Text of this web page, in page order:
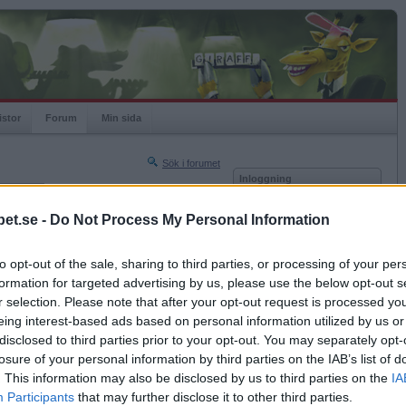
- Do Not Process My Personal Information
opt-out of the sale, sharing to third parties, or processing of your
for targeted advertising by us, please use the below opt-out
selection. Please note that after your opt-out request is processed
interest-based ads based on personal information utilized by us
to third parties prior to your opt-out. You may separately
of your personal information by third parties on the IAB’s list of
This information may also be disclosed by us to third parties on the
Participants that may further disclose it to other third parties.
Forum Min sida
Sök i forumet
Nästa sida »
2017-10-05 06:55
Inloggning
Kom ihåg mig
Glömt ditt lösenord?
Få ny aktiveringslänk
Betapet är gratis!